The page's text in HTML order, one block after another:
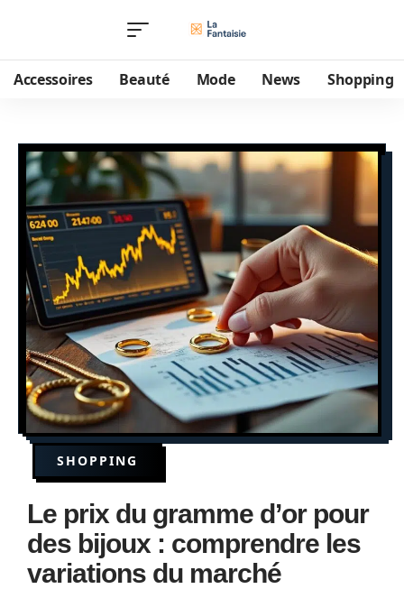
Accessoires Beauté Mode News Shopping
SHOPPING
Le prix du gramme d’or pour
des bijoux : comprendre les
variations du marché